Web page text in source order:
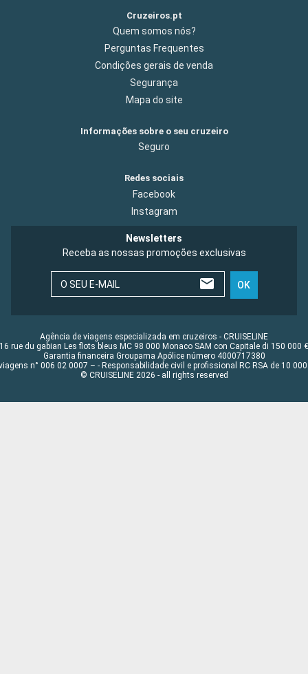
Cruzeiros.pt
Quem somos nós?
Perguntas Frequentes
Condições gerais de venda
Segurança
Mapa do site
Informações sobre o seu cruzeiro
Seguro
Redes sociais
Facebook
Instagram
Newsletters
Receba as nossas promoções exclusivas
O SEU E-MAIL OK
Agência de viagens especializada em cruzeiros - CRUISELINE
16 rue du gabian Les flots bleus MC 98 000 Monaco SAM con Capitale di 150 000 €
Garantia financeira Groupama Apólice número 4000717380
n° 006 02 0007 – - Responsabilidade civil e profissional RC RSA de 10 000
© CRUISELINE 2026 - all rights reserved